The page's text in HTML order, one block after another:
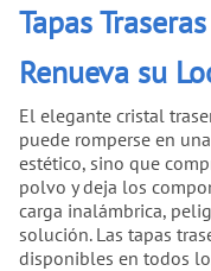
Tapas
Renueva su
El elegante cristal
puede romperse en
estético, sino que
polvo y deja los
carga inalámbrica,
solución. Las tapas
disponibles en todos